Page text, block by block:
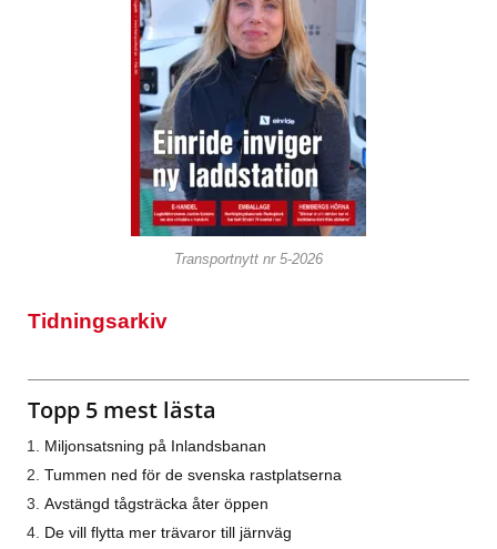
Transportnytt nr 5-2026
Tidningsarkiv
Topp 5 mest lästa
Miljonsatsning på Inlandsbanan
Tummen ned för de svenska rastplatserna
Avstängd tågsträcka åter öppen
De vill flytta mer trävaror till järnväg